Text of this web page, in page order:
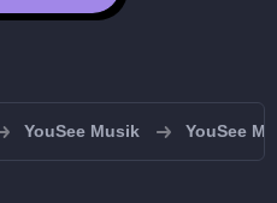
YouSee Musik YouSee